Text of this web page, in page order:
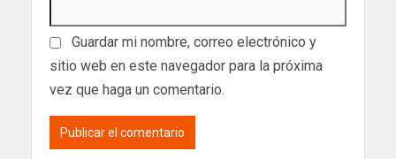
Guardar mi nombre, correo electrónico y
sitio web en este navegador para la próxima
vez que haga un comentario.